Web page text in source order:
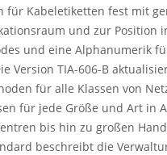
für Kabeletiketten fest mit
und zur Position
und eine Alphanumerik
Version TIA-606-B
für alle Klassen von
für jede Größe und Art in
bis hin zu großen
beschreibt die